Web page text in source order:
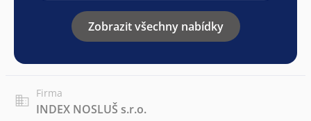
Zobrazit všechny nabídky
Firma
INDEX NOSLUŠ s.r.o.